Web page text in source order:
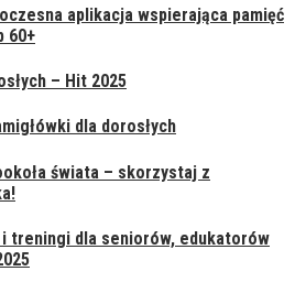
aplikacja wspierająca pamięć
60+
– Hit 2025
dla dorosłych
świata – skorzystaj z
i treningi dla seniorów, edukatorów